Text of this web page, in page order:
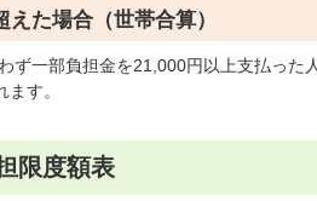
た場合（世帯合算）
ず一部負担金を21,000円以上支払った
す。
限度額表